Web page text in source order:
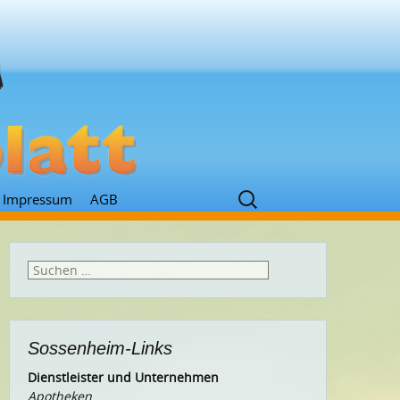
Impressum AGB
Suchen
nach:
Suchen
Sossenheim-Links
Dienstleister und Unternehmen
Apotheken